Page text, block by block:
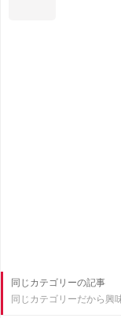
同じカテゴリーの記事
同じカテゴリーだから興